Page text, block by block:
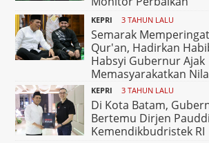
KEPRI 3 TAHUN LALU
Semarak
Qur'an, Hadirkan
Habsyi Gubernur Ajak
Memasyarakatkan
KEPRI 3 TAHUN LALU
Di Kota Batam,
Bertemu Dirjen
Kemendikbudristek RI